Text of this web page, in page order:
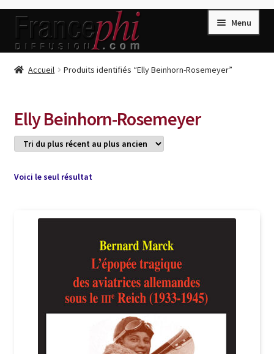
Aller
la
Aller
contenu
Menu
Accueil
Compte
Conditions de Vente
Connection
Listes d’Envies
Livres de Peter Randa
Livres de Philippe Randa
Login Customizer
Newsletter
Accueil Produits identifiés “Elly Beinhorn-Rosemeyer”
Elly Beinhorn-Rosemeyer
Voici le seul résultat